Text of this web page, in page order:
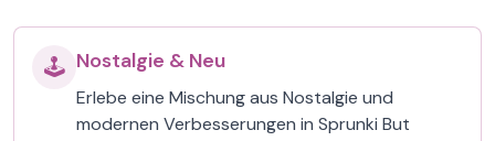
🕹️ Nostalgie & Neu
Erlebe eine Mischung aus Nostalgie und
modernen Verbesserungen in Sprunki But